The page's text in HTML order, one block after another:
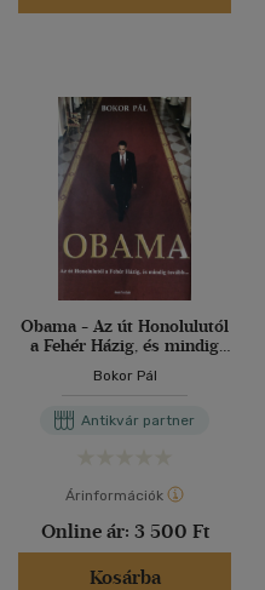
Obama - Az út Honolulutól
a Fehér Házig, és mindig
Bokor Pál
Antikvár partner
Árinformációk
Online ár: 3 500 Ft
Kosárba